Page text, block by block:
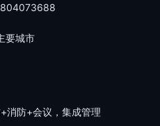
要城市
消防+会议，集成管理